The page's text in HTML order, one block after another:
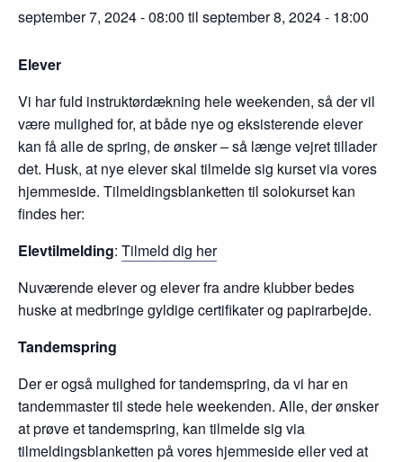
september 7, 2024 - 08:00 til september 8, 2024 - 18:00
Elever
Vi har fuld instruktørdækning hele weekenden, så der vil
være mulighed for, at både nye og eksisterende elever
kan få alle de spring, de ønsker – så længe vejret tillader
det. Husk, at nye elever skal tilmelde sig kurset via vores
hjemmeside. Tilmeldingsblanketten til solokurset kan
findes her:
Elevtilmelding: Tilmeld dig her
Nuværende elever og elever fra andre klubber bedes
huske at medbringe gyldige certifikater og papirarbejde.
Tandemspring
Der er også mulighed for tandemspring, da vi har en
tandemmaster til stede hele weekenden. Alle, der ønsker
at prøve et tandemspring, kan tilmelde sig via
tilmeldingsblanketten på vores hjemmeside eller ved at